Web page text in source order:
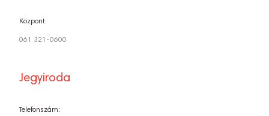
Központ:
061 321-0600
Jegyiroda
Telefonszám: